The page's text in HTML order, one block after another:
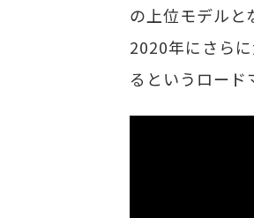
の上位モデルと
2020年にさら
るというロード